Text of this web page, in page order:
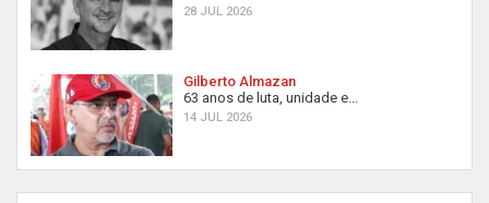
28 JUL 2026
Gilberto Almazan
63 anos de luta, unidade e...
14 JUL 2026